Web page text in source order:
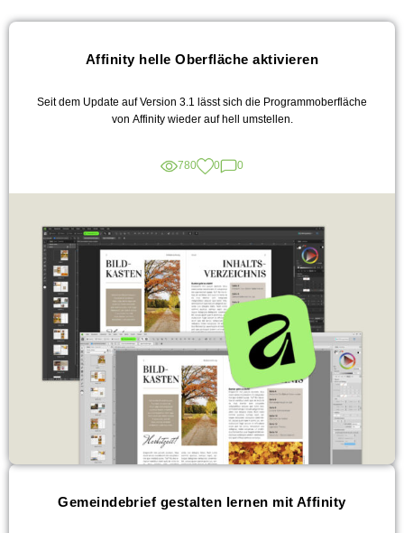
Affinity helle Oberfläche aktivieren
Seit dem Update auf Version 3.1 lässt sich die Programmoberfläche
von Affinity wieder auf hell umstellen.
780 0 0
Gemeindebrief gestalten lernen mit Affinity